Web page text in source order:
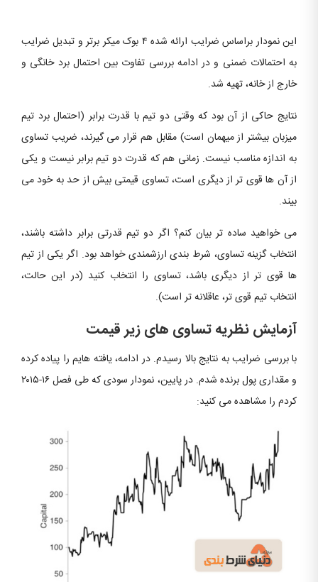
این نمودار براساس ضرایب ارائه شده ۴ بوک میکر برتر و تبدیل ضرایب
به احتمالات ضمنی و در ادامه بررسی تفاوت بین احتمال برد خانگی و
خارج از خانه، تهیه شد.
نتایج حاکی از آن بود که وقتی دو تیم با قدرت برابر (احتمال برد تیم
میزبان بیشتر از میهمان است) مقابل هم قرار می گیرند، ضریب تساوی
به اندازه مناسب نیست. زمانی هم که قدرت دو تیم برابر نیست و یکی
از آن ها قوی تر از دیگری است، تساوی قیمتی بیش از حد به خود می
بیند.
می خواهید ساده تر بیان کنم؟ اگر دو تیم قدرتی برابر داشته باشند،
انتخاب گزینه تساوی، شرط بندی ارزشمندی خواهد بود. اگر یکی از تیم
ها قوی تر از دیگری باشد، تساوی را انتخاب کنید (در این حالت،
انتخاب تیم قوی تر، عاقلانه تر است).
آزمایش نظریه تساوی های زیر قیمت
با بررسی ضرایب به نتایج بالا رسیدم. در ادامه، یافته هایم را پیاده کرده
و مقداری پول برنده شدم. در پایین، نمودار سودی که طی فصل ۱۶-۲۰۱۵
کردم را مشاهده می کنید: